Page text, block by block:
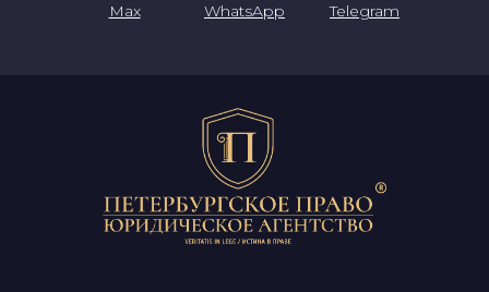
WhatsApp
Max Telegram